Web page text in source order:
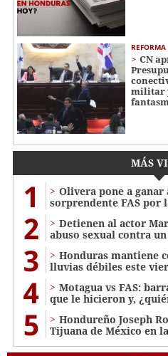
REFORMA
CN
militar
MÁS
1
Olivera pone a ganar
sorprendente FAS por
2
Detienen al actor
abuso sexual contra
3
Honduras mantiene
lluvias débiles este
4
Motagua vs FAS:
que le hicieron y,
5
Hondureño Joseph
Tijuana de México en